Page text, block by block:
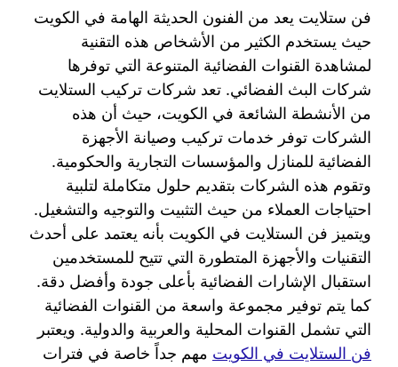
فن ستلايت يعد من الفنون الحديثة الهامة في الكويت
حيث يستخدم الكثير من الأشخاص هذه التقنية
لمشاهدة القنوات الفضائية المتنوعة التي توفرها
شركات البث الفضائي. تعد شركات تركيب الستلايت
من الأنشطة الشائعة في الكويت، حيث أن هذه
الشركات توفر خدمات تركيب وصيانة الأجهزة
الفضائية للمنازل والمؤسسات التجارية والحكومية.
وتقوم هذه الشركات بتقديم حلول متكاملة لتلبية
احتياجات العملاء من حيث التثبيت والتوجيه والتشغيل.
ويتميز فن الستلايت في الكويت بأنه يعتمد على أحدث
التقنيات والأجهزة المتطورة التي تتيح للمستخدمين
استقبال الإشارات الفضائية بأعلى جودة وأفضل دقة.
كما يتم توفير مجموعة واسعة من القنوات الفضائية
التي تشمل القنوات المحلية والعربية والدولية. ويعتبر
فن الستلايت في الكويت مهم جداً خاصة في فترات